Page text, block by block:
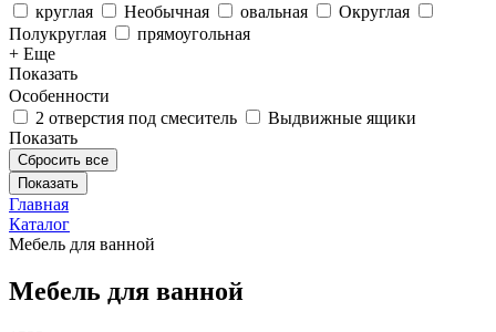
круглая Необычная овальная
Округлая
Полукруглая
прямоугольная
+ Еще
Показать
Особенности
2 отверстия под смеситель
Выдвижные ящики
Показать
Сбросить все
Главная
Каталог
Мебель для ванной
Мебель для ванной